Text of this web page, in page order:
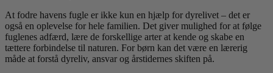
At fodre havens fugle er ikke kun en hjælp for dyrelivet – det er
også en oplevelse for hele familien. Det giver mulighed for at følge
fuglenes adfærd, lære de forskellige arter at kende og skabe en
tættere forbindelse til naturen. For børn kan det være en lærerig
måde at forstå dyreliv, ansvar og årstidernes skiften på.